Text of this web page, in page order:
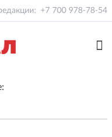
+7 700 978-78-54